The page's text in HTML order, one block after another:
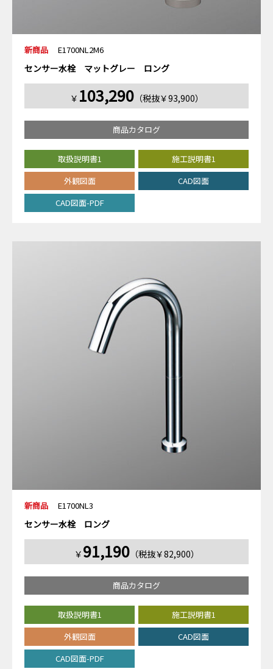
新商品 E1700NL2M6
センサー水栓 マットグレー ロング
￥ 103,290（税抜￥93,900）
商品カタログ
取扱説明書1
施工説明書1
外観図面
CAD図面
CAD図面-PDF
新商品 E1700NL3
センサー水栓 ロング
￥ 91,190（税抜￥82,900）
商品カタログ
取扱説明書1
施工説明書1
外観図面
CAD図面
CAD図面-PDF